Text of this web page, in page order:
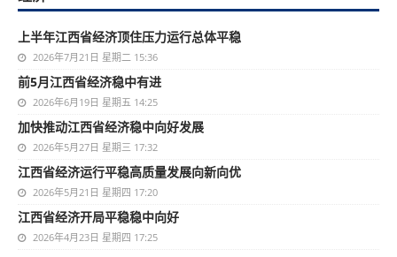
上半年江西省经济顶住压力运行总体平稳
2026年7月21日 星期二 15:36
前5月江西省经济稳中有进
2026年6月19日 星期五 14:25
加快推动江西省经济稳中向好发展
2026年5月27日 星期三 17:32
江西省经济运行平稳高质量发展向新向优
2026年5月21日 星期四 17:20
江西省经济开局平稳稳中向好
2026年4月23日 星期四 17:25